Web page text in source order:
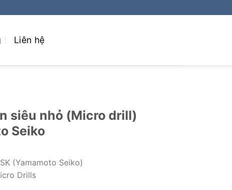
Liên hệ
siêu nhỏ (Micro drill)
Seiko
(Yamamoto Seiko)
Drills